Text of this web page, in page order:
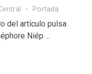
Portada
del artículo pulsa
Niép ...